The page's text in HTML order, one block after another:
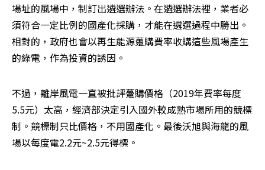
場址的風場中，制訂出遴選辦法。在遴選辦法裡，業者必
須符合一定比例的國產化採購，才能在遴選過程中勝出。
相對的，政府也會以再生能源躉購費率收購這些風場產生
的綠電，作為投資的誘因。
不過，離岸風電一直被批評躉購價格（2019年費率每度
5.5元）太高，經濟部決定引入國外較成熟市場所用的競標
制。競標制只比價格，不用國產化。最後沃旭與海龍的風
場以每度電2.2元~2.5元得標。